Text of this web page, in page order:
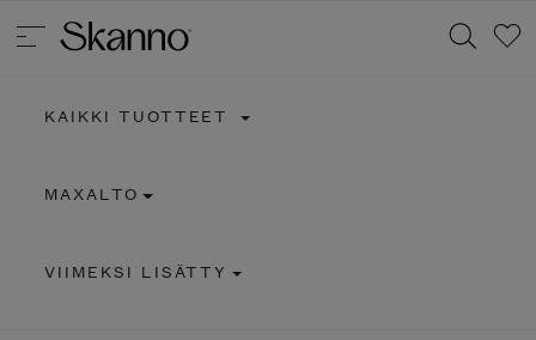
KAIKKI TUOTTEET
MAXALTO
VIIMEKSI LISÄTTY